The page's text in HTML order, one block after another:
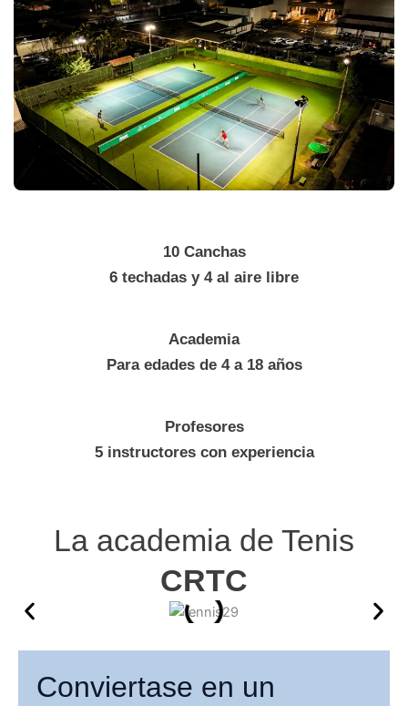
10 Canchas
6 techadas y 4 al aire libre
Academia
Para edades de 4 a 18 años
Profesores
5 instructores con experiencia
La academia de Tenis
CRTC
Conviertase en un